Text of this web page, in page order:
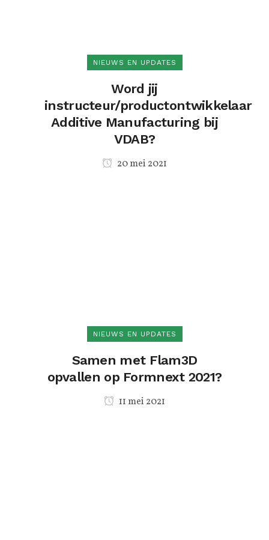
NIEUWS EN UPDATES
Word jij
instructeur/productontwikkelaar
Additive Manufacturing bij
VDAB?
20 mei 2021
NIEUWS EN UPDATES
Samen met Flam3D
opvallen op Formnext 2021?
11 mei 2021